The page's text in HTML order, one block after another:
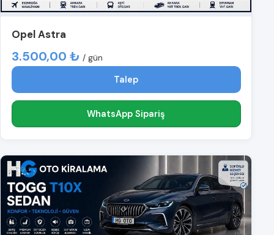
Opel Astra
3.500,00 ₺ / gün
Talep
WhatsApp Sipariş